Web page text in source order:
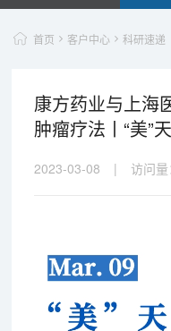
首页 客户中心 科研速递
康方药业与上海
肿瘤疗法丨“美”
2023-03-08 | 访问量